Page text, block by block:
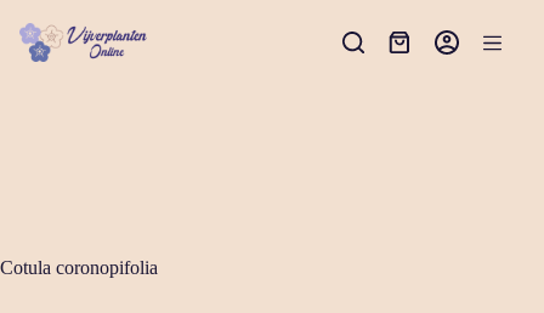
naar
Winkelwagen
Cotula coronopifolia